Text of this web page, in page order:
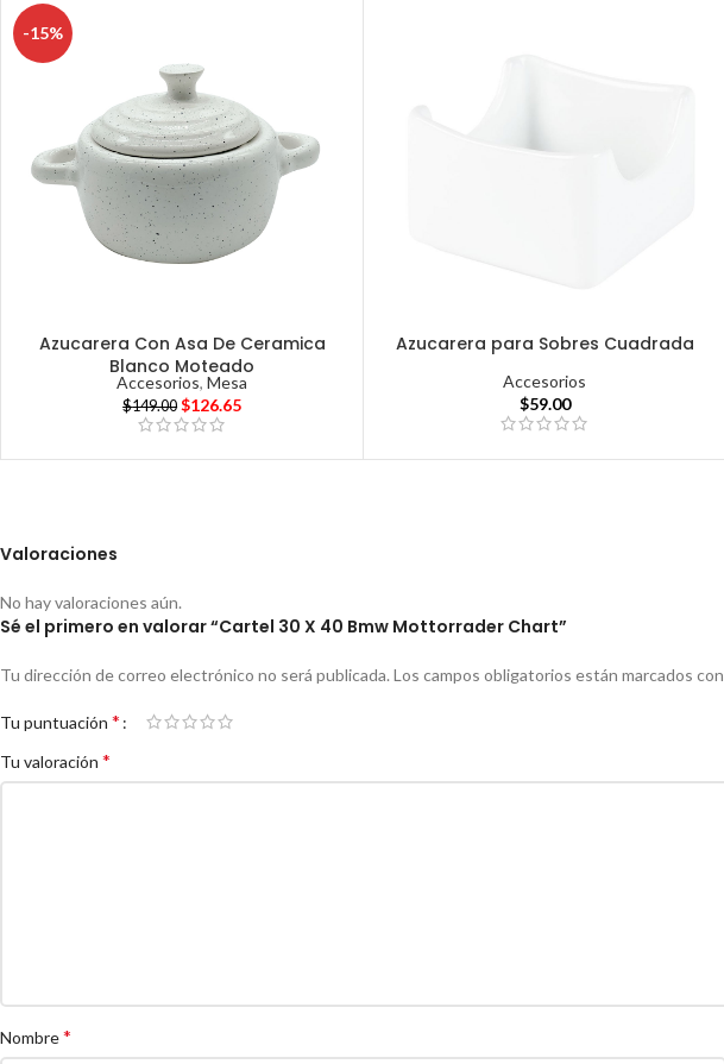
-15%
Azucarera Con Asa De Ceramica
Blanco Moteado
Accesorios,Mesa
$149.00 $126.65
Azucarera para Sobres Cuadrada
Accesorios
$59.00
Valoraciones
No hay valoraciones aún.
Sé el primero en valorar “Cartel 30 X 40 Bmw Mottorrader Chart”
Tu dirección de correo electrónico no será publicada. Los campos obligatorios están marcados con
Tu puntuación *
Tu valoración *
Nombre*